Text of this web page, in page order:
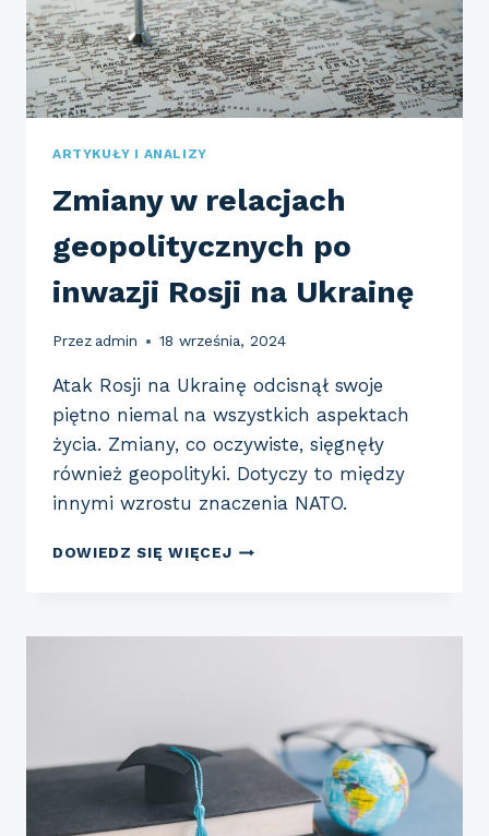
ARTYKUŁY I ANALIZY
Zmiany w relacjach
geopolitycznych po
inwazji Rosji na Ukrainę
Przez admin 18 września, 2024
Atak Rosji na Ukrainę odcisnął swoje
piętno niemal na wszystkich aspektach
życia. Zmiany, co oczywiste, sięgnęły
również geopolityki. Dotyczy to między
innymi wzrostu znaczenia NATO.
DOWIEDZ SIĘ WIĘCEJZMIANY
PO
UKRAINĘ